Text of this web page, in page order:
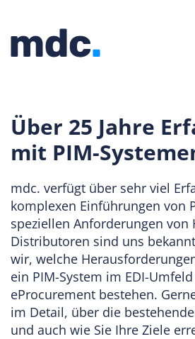
Über 25 Jahre
mit PIM-
mdc. verfügt über sehr viel
komplexen Einführungen von
speziellen Anforderungen von
Distributoren sind uns
wir, welche
ein PIM-System im EDI-
eProcurement bestehen.
im Detail, über die
und auch wie Sie Ihre Ziele